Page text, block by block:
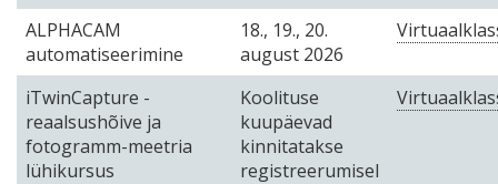
ALPHACAM
automatiseerimine
18., 19., 20.
august 2026
iTwinCapture -
reaalsushõive ja
fotogramm-meetria
lühikursus
Koolituse
kuupäevad
kinnitatakse
registreerumisel